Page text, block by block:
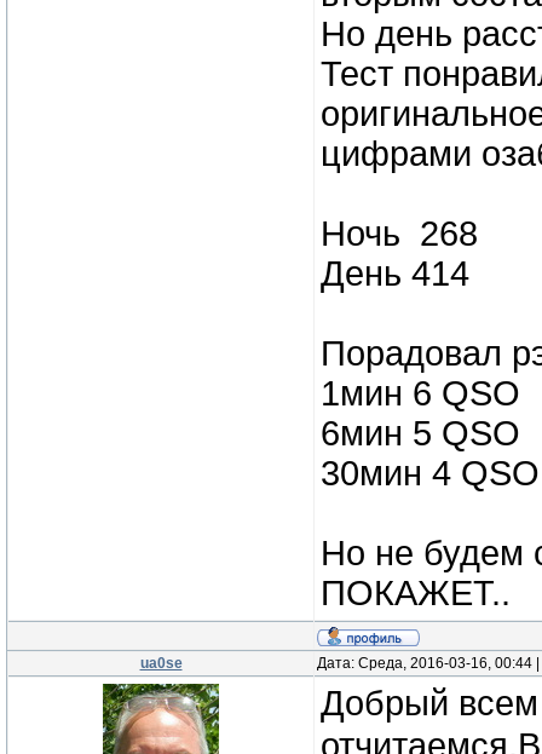
Но день
Тест
цифрами
Ночь 268
День 414
Порадовал
1мин 6 QSO
6мин 5 QSO
30мин 4 QSO
Но не будем
ПОКАЖЕТ..
ua0se Дата: Среда, 2016-03-16,
Добрый